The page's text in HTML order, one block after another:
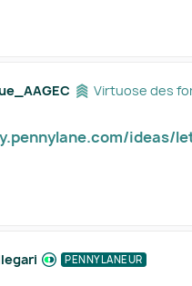
Virtuose des
ideas/
PENNYLANEUR